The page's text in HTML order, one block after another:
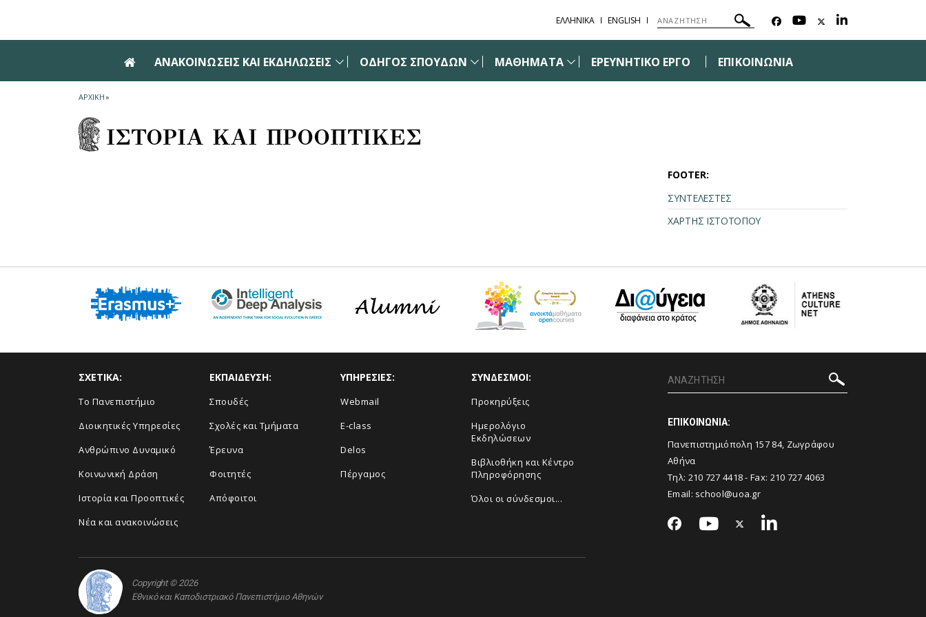
ΕΛΛΗΝΙΚΑ ENGLISH
ΑΝΑΚΟΙΝΩΣΕΙΣ ΚΑΙ ΕΚΔΗΛΩΣΕΙΣ ΟΔΗΓΟΣ ΣΠΟΥΔΩΝ ΜΑΘΗΜΑΤΑ ΕΡΕΥΝΗΤΙΚΟ ΕΡΓΟ ΕΠΙΚΟΙΝΩΝΙΑ
ΑΡΧΙΚΗ»
ΙΣΤΟΡΙΑ ΚΑΙ ΠΡΟΟΠΤΙΚΕΣ
FOOTER:
ΣΥΝΤΕΛΕΣΤΕΣ
ΧΑΡΤΗΣ ΙΣΤΟΤΟΠΟΥ
ΣΧΕΤΙΚΑ:
Το Πανεπιστήμιο
Διοικητικές Υπηρεσίες
Ανθρώπινο Δυναμικό
Κοινωνική Δράση
Ιστορία και Προοπτικές
Νέα και ανακοινώσεις
ΕΚΠΑΙΔΕΥΣΗ:
Σπουδές
Σχολές και Τμήματα
Έρευνα
Φοιτητές
Απόφοιτοι
ΥΠΗΡΕΣΙΕΣ:
Webmail
E-class
Delos
Πέργαμος
ΣΥΝΔΕΣΜΟΙ:
Προκηρύξεις
Ημερολόγιο
Εκδηλώσεων
Βιβλιοθήκη και Κέντρο
Πληροφόρησης
Όλοι οι σύνδεσμοι...
ΕΠΙΚΟΙΝΩΝΙΑ:
Πανεπιστημιόπολη 157 84, Ζωγράφου
Αθήνα
Τηλ: 210 727 4418- Fax: 210 727 4063
Email: school@uoa.gr
Copyright © 2026
Εθνικό και Καποδιστριακό Πανεπιστήμιο Αθηνών